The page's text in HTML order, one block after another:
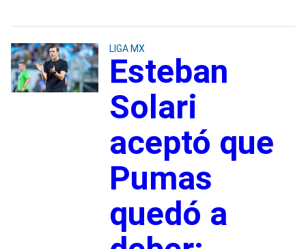
LIGA MX
Esteban
Solari
aceptó que
Pumas
quedó a